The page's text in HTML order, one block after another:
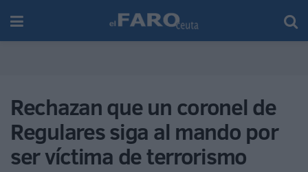
Rechazan que un coronel de
Regulares siga al mando por
ser víctima de terrorismo